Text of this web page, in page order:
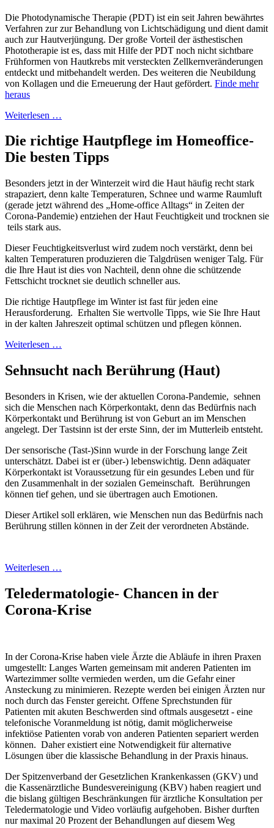
Die Photodynamische Therapie (PDT) ist ein seit Jahren bewährtes
Verfahren zur zur Behandlung von Lichtschädigung und dient damit
auch zur Hautverjüngung. Der große Vorteil der ästhestischen
Phototherapie ist es, dass mit Hilfe der PDT noch nicht sichtbare
Frühformen von Hautkrebs mit versteckten Zellkernveränderungen
entdeckt und mitbehandelt werden. Des weiteren die Neubildung
von Kollagen und die Erneuerung der Haut gefördert. Finde mehr
heraus
Weiterlesen …
Die richtige Hautpflege im Homeoffice-
Die besten Tipps
Besonders jetzt in der Winterzeit wird die Haut häufig recht stark
strapaziert, denn kalte Temperaturen, Schnee und warme Raumluft
(gerade jetzt während des „Home-office Alltags“ in Zeiten der
Corona-Pandemie) entziehen der Haut Feuchtigkeit und trocknen sie
teils stark aus.
Dieser Feuchtigkeitsverlust wird zudem noch verstärkt, denn bei
kalten Temperaturen produzieren die Talgdrüsen weniger Talg. Für
die Ihre Haut ist dies von Nachteil, denn ohne die schützende
Fettschicht trocknet sie deutlich schneller aus.
Die richtige Hautpflege im Winter ist fast für jeden eine
Herausforderung. Erhalten Sie wertvolle Tipps, wie Sie Ihre Haut
in der kalten Jahreszeit optimal schützen und pflegen können.
Weiterlesen …
Sehnsucht nach Berührung (Haut)
Besonders in Krisen, wie der aktuellen Corona-Pandemie, sehnen
sich die Menschen nach Körperkontakt, denn das Bedürfnis nach
Körperkontakt und Berührung ist von Geburt an im Menschen
angelegt. Der Tastsinn ist der erste Sinn, der im Mutterleib entsteht.
Der sensorische (Tast-)Sinn wurde in der Forschung lange Zeit
unterschätzt. Dabei ist er (über-) lebenswichtig. Denn adäquater
Körperkontakt ist Voraussetzung für ein gesundes Leben und für
den Zusammenhalt in der sozialen Gemeinschaft. Berührungen
können tief gehen, und sie übertragen auch Emotionen.
Dieser Artikel soll erklären, wie Menschen nun das Bedürfnis nach
Berührung stillen können in der Zeit der verordneten Abstände.
Weiterlesen …
Teledermatologie- Chancen in der
Corona-Krise
In der Corona-Krise haben viele Ärzte die Abläufe in ihren Praxen
umgestellt: Langes Warten gemeinsam mit anderen Patienten im
Wartezimmer sollte vermieden werden, um die Gefahr einer
Ansteckung zu minimieren. Rezepte werden bei einigen Ärzten nur
noch durch das Fenster gereicht. Offene Sprechstunden für
Patienten mit akuten Beschwerden sind oftmals ausgesetzt - eine
telefonische Voranmeldung ist nötig, damit möglicherweise
infektiöse Patienten vorab von anderen Patienten separiert werden
können. Daher existiert eine Notwendigkeit für alternative
Lösungen über die klassische Behandlung in der Praxis hinaus.
Der Spitzenverband der Gesetzlichen Krankenkassen (GKV) und
die Kassenärztliche Bundesvereinigung (KBV) haben reagiert und
die bislang gültigen Beschränkungen für ärztliche Konsultation per
Teledermatologie und Video vorläufig aufgehoben. Bisher durften
nur maximal 20 Prozent der Behandlungen auf diesem Weg